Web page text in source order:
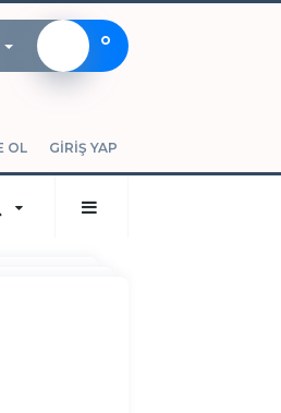
°
OL GİRİŞ YAP